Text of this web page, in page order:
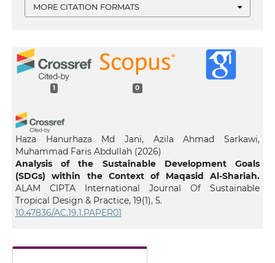
MORE CITATION FORMATS
1 0
Haza Hanurhaza Md Jani, Azila Ahmad Sarkawi,
Muhammad Faris Abdullah (2026)
Analysis of the Sustainable Development Goals
(SDGs) within the Context of Maqasid Al-Shariah.
ALAM CIPTA International Journal Of Sustainable
Tropical Design & Practice, 19(1), 5.
10.47836/AC.19.1.PAPER01